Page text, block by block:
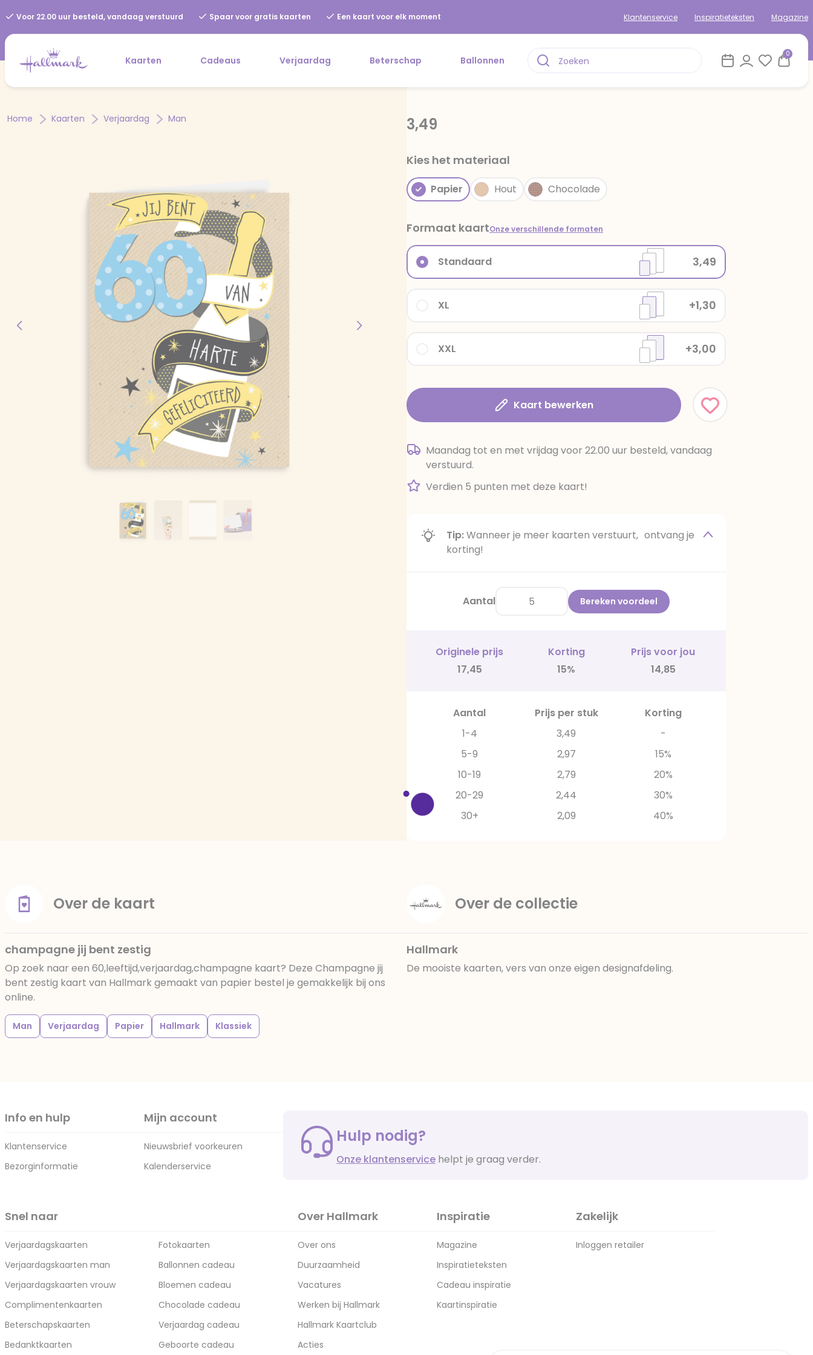
Voor 22.00 uur besteld, vandaag verstuurd Spaar voor gratis kaarten Een kaart voor elk moment Klantenservice Inspiratieteksten Magazine
Kaarten Cadeaus Verjaardag Beterschap Ballonnen
0
Home Kaarten Verjaardag Man 3,49
Kies het materiaal
Papier Hout Chocolade
Formaat kaartOnze verschillende formaten
XXL +3,00
XL +1,30
Standaard 3,49
Kaart bewerken
Maandag tot en met vrijdag voor 22.00 uur besteld, vandaag
verstuurd.
Verdien 5 punten met deze kaart!
Tip:Wanneer je meer kaarten verstuurt, ontvang je
korting!
Aantal Bereken voordeel
Originele prijs Korting
Prijs voor jou
17,45
15% 14,85
Aantal Prijs per stuk
Korting
1-4
3,49
-
5-9
2,97
15%
10-19
2,79
20%
20-29
2,44
30%
30+
2,09 40%
Over de kaart
champagne jij bent zestig
Op zoek naar een 60,leeftijd,verjaardag,champagne kaart? Deze Champagne jij
bent zestig kaart van Hallmark gemaakt van papier bestel je gemakkelijk bij ons
online.
Man Verjaardag Papier Hallmark Klassiek
Over de collectie
Hallmark
De mooiste kaarten, vers van onze eigen designafdeling.
Info en hulp
Klantenservice
Bezorginformatie
Mijn account
Nieuwsbrief voorkeuren
Kalenderservice
Hulp nodig?
Onze klantenservice helpt je graag verder.
Snel naar
Verjaardagskaarten
Verjaardagskaarten man
Verjaardagskaarten vrouw
Complimentenkaarten
Beterschapskaarten
Bedanktkaarten
Fotokaarten
Ballonnen cadeau
Bloemen cadeau
Chocolade cadeau
Verjaardag cadeau
Geboorte cadeau
Over Hallmark
Over ons
Duurzaamheid
Vacatures
Werken bij Hallmark
Hallmark Kaartclub
Acties
Inspiratie
Magazine
Inspiratieteksten
Cadeau inspiratie
Kaartinspiratie
Zakelijk
Inloggen retailer